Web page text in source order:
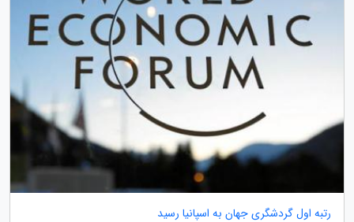
رتبه اول گردشگری جهان به اسپانیا رسید